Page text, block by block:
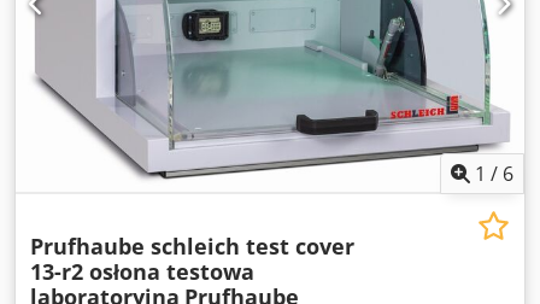
1 / 6
Prufhaube schleich test cover
13-r2 osłona testowa
laboratoryjna Prufhaube